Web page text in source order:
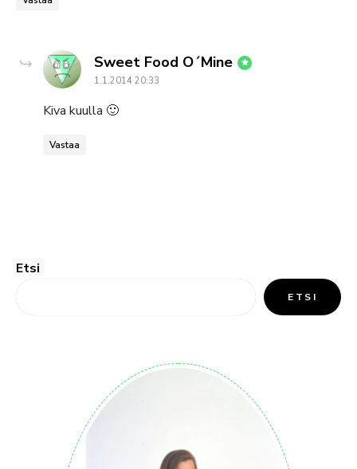
Sweet Food O´Mine says:
1.1.2014 20:33
Kiva kuulla 🙂
Vastaa
Etsi
ETSI